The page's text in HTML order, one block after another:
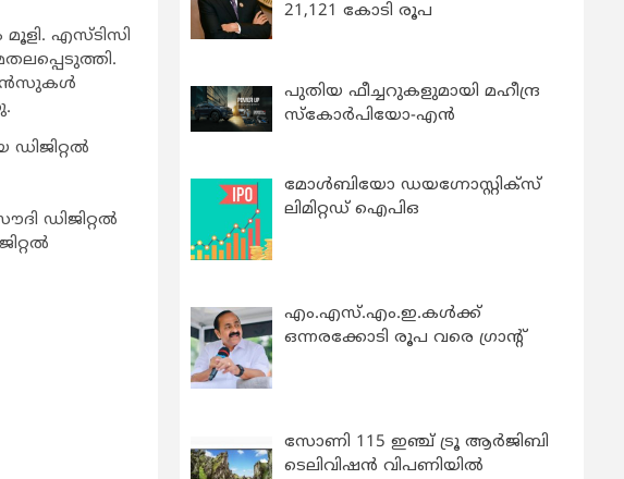
എസ്ടിസി
ഡിജിറ്റല്‍
21,121 കോടി രൂപ
പുതിയ ഫീച്ചറുകളുമായി മഹീന്ദ്ര
സ്കോർപിയോ-എൻ
മോൾബിയോ ഡയഗ്നോസ്റ്റിക്സ്
ലിമിറ്റഡ് ഐപിഒ
എം.എസ്.എം.ഇ.കൾക്ക്
ഒന്നരക്കോടി രൂപ വരെ ഗ്രാന്റ്
സോണി 115 ഇഞ്ച് ട്രൂ ആർജിബി
ടെലിവിഷൻ വിപണിയിൽ